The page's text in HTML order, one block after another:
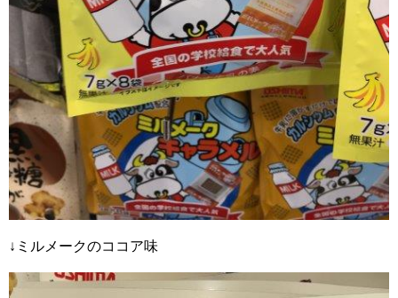
↓ミルメークのココア味